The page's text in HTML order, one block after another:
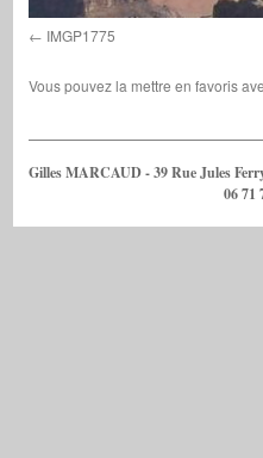
IMGP1775
Vous pouvez la mettre en favoris
Gilles MARCAUD - 39 Rue Jules
06 71